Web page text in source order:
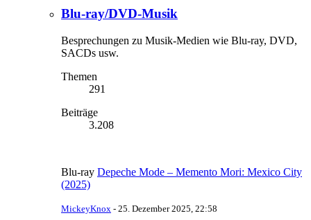
Blu-ray/DVD-Musik
Besprechungen zu Musik-Medien wie Blu-ray, DVD,
SACDs usw.
Themen
291
Beiträge
3.208
Blu-ray Depeche Mode – Memento Mori: Mexico City
(2025)
MickeyKnox - 25. Dezember 2025, 22:58